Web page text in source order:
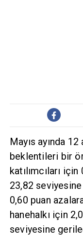
Mayıs ayında
beklentileri bir
katılımcıları
23,82
0,60 puan
hanehalkı için
seviyesine